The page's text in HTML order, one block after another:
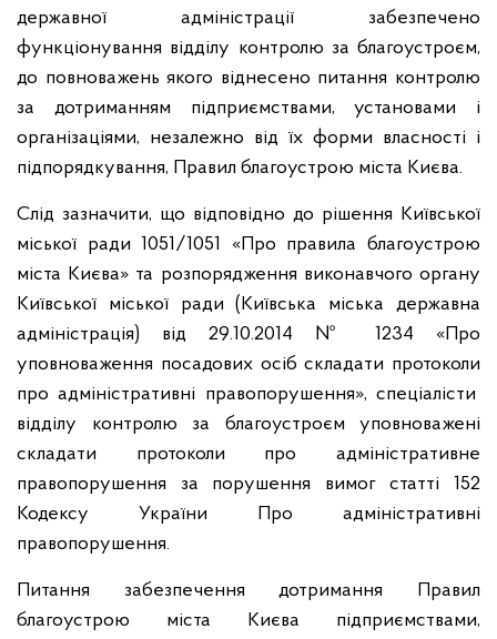
державної адміністрації забезпечено
функціонування відділу контролю за благоустроєм,
до повноважень якого віднесено питання контролю
за дотриманням підприємствами, установами і
організаціями, незалежно від їх форми власності і
підпорядкування, Правил благоустрою міста Києва.
Слід зазначити, що відповідно до рішення Київської
міської ради 1051/1051 «Про правила благоустрою
міста Києва» та розпорядження виконавчого органу
Київської міської ради (Київська міська державна
адміністрація) від 29.10.2014 № 1234 «Про
уповноваження посадових осіб складати протоколи
про адміністративні правопорушення», спеціалісти
відділу контролю за благоустроєм уповноважені
складати протоколи про адміністративне
правопорушення за порушення вимог статті 152
Кодексу України Про адміністративні
правопорушення.
Питання забезпечення дотримання Правил
благоустрою міста Києва підприємствами,